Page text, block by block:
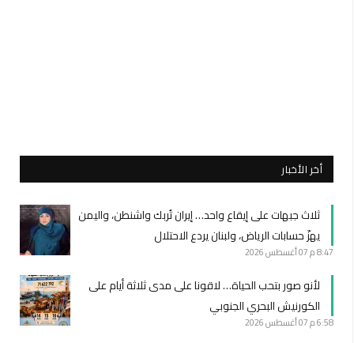
أخر الأخبار
ثلاث جبهات على إيقاع واحد… إيران تُربك واشنطن، واليمن
يهزّ حسابات الرياض، ولبنان يردع الاحتلال
8:47 م 07 أغسطس 2026
لأنو صور بتحب الحياة… لاقونا على مدى ثلاثة أيام على
الكورنيش البحري الجنوبي
6:58 م 07 أغسطس 2026